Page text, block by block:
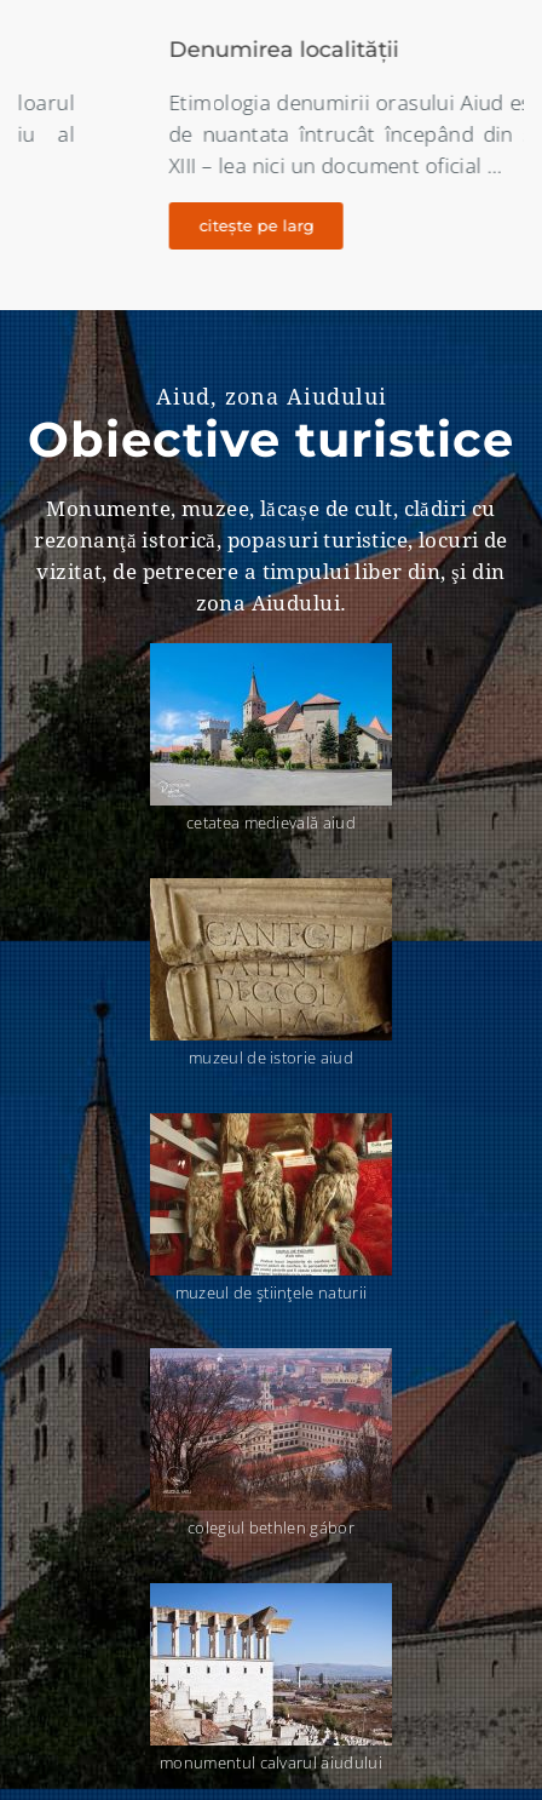
Denumirea localității
Etimologia denumirii orasului Aiud este destul
de nuantata întrucât începând din secolul al
XIII – lea nici un document oficial …
Aiud, zona Aiudului
Obiective turistice
Monumente, muzee, lăcașe de cult, clădiri cu
rezonanţă istorică, popasuri turistice, locuri de
vizitat, de petrecere a timpului liber din, şi din
zona Aiudului.
cetatea medievală aiud
muzeul de istorie aiud
muzeul de ştiinţele naturii
colegiul bethlen gábor
monumentul calvarul aiudului